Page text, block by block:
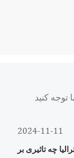
توجه کنید
2024-11-11
چه تاثیری بر